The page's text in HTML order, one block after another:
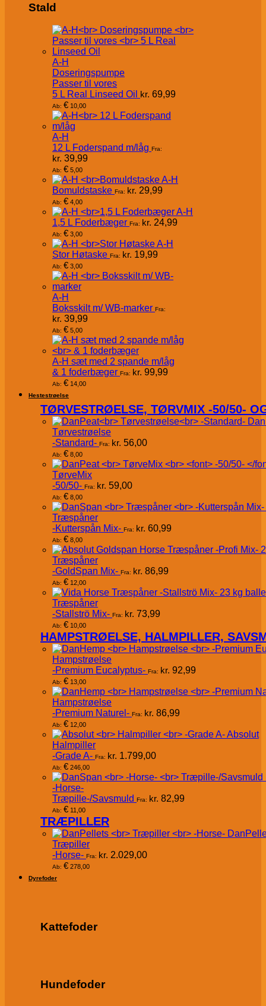
Stald
A-H
Doseringspumpe
Passer til vores
5 L Real Linseed Oil kr. 69,99
Ab: € 10,00
A-H
12 L Foderspand m/låg Fra:
kr. 39,99
Ab: € 5,00
A-H
Bomuldstaske Fra: kr. 29,99
Ab: € 4,00
A-H
1,5 L Foderbæger Fra: kr. 24,99
Ab: € 3,00
A-H
Stor Høtaske Fra: kr. 19,99
Ab: € 3,00
A-H
Boksskilt m/ WB-marker Fra:
kr. 39,99
Ab: € 5,00
A-H sæt med 2 spande m/låg
& 1 foderbæger Fra: kr. 99,99
Ab: € 14,00
Hestestrøelse
TØRVESTRØELSE, TØRVMIX -50/50-
Tørvestrøelse
-Standard- Fra: kr. 56,00
Ab: € 8,00
TørveMix
-50/50- Fra: kr. 59,00
Ab: € 8,00
Træspåner
-Kutterspån Mix- Fra: kr. 60,99
Ab: € 8,00
Træspåner
-GoldSpan Mix- Fra: kr. 86,99
Ab: € 12,00
Træspåner
-Stallströ Mix- Fra: kr. 73,99
Ab: € 10,00
HAMPSTRØELSE, HALMPILLER,
Hampstrøelse
-Premium Eucalyptus- Fra: kr. 92,99
Ab: € 13,00
Hampstrøelse
-Premium Naturel- Fra: kr. 86,99
Ab: € 12,00
Absolut
Halmpiller
-Grade A- Fra: kr. 1.799,00
Ab: € 246,00
-Horse-
Træpille-/Savsmuld Fra: kr. 82,99
Ab: € 11,00
TRÆPILLER
Træpiller
-Horse- Fra: kr. 2.029,00
Ab: € 278,00
Dyrefoder
Kattefoder
Hundefoder